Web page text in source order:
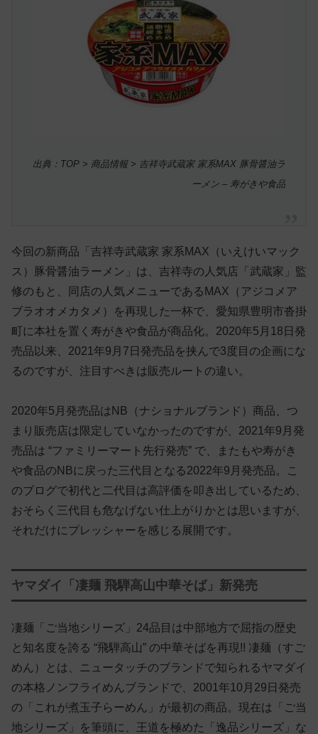
出典：TOP > 商品情報 > 吉祥寺武蔵家 家系MAX 豚骨醤油ラ
ーメン – 寿がきや食品
今回の新商品「吉祥寺武蔵家 家系MAX（いえけいマック
ス）豚骨醤油ラーメン」は、吉祥寺の人気店「武蔵家」監
修のもと、同店の人気メニューであるMAX（アジコメア
ブラオオメカタメ）を再現した一杯で、愛知県豊明市沓掛
町に本社を置く寿がきや食品が商品化。2020年5月18日発
売品以来、2021年9月7日発売品を挟んで3度目の企画にな
るのですが、注目すべきは販売ルートの違い。
2020年5月発売品はNB（ナショナルブランド）商品、つ
まり販売店は限定していなかったのですが、2021年9月発
売品は “ファミリーマート先行発売” で、またもや寿がき
や食品のNBに戻った三代目となる2022年9月発売品。こ
のブログで初代と二代目は高評価を叩き出しているため、
おそらく三代目も危なげない仕上がりかとは思いますが、
それだけにプレッシャーを感じる展開です。
ヤマダイ「凄麺 飛騨高山中華そば」新発売
凄麺「ご当地シリーズ」24品目は中部地方で屈指の歴史
と知名度を誇る “飛騨高山” の中華そばを再現!! 凄麺（すご
めん）とは、ニュータッチのブランドで知られるヤマダイ
の本格ノンフライめんブランドで、2001年10月29日発売
の「これが煮玉子らーめん」が最初の商品。現在は「ご当
地シリーズ」を筆頭に、王道を極めた「逸品シリーズ」な